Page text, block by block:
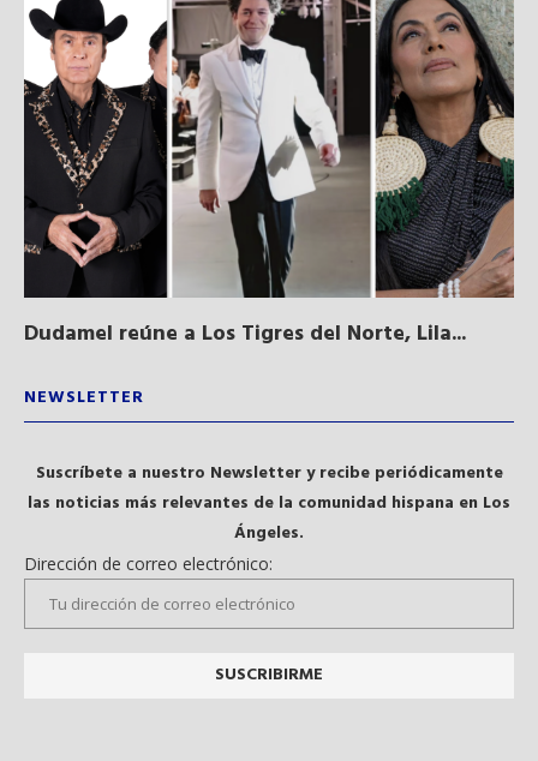
Dudamel reúne a Los Tigres del Norte, Lila...
NEWSLETTER
Suscríbete a nuestro Newsletter y recibe periódicamente
las noticias más relevantes de la comunidad hispana en Los
Ángeles.
Dirección de correo electrónico: